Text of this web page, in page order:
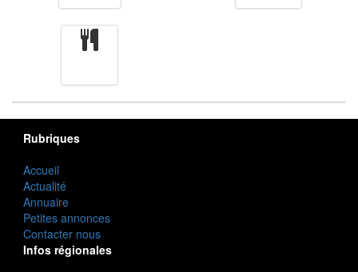
Rubriques
Accueil
Actualité
Annuaire
Petites annonces
Contacter nous
Infos régionales